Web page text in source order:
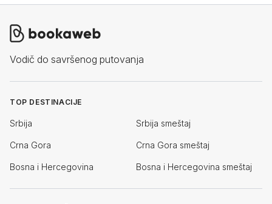
Vodič do savršenog putovanja
TOP DESTINACIJE
Srbija Srbija smeštaj
Crna Gora Crna Gora smeštaj
Bosna i Hercegovina Bosna i Hercegovina smeštaj